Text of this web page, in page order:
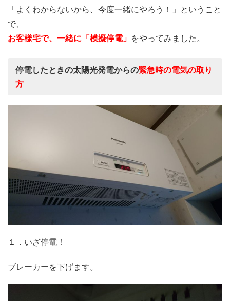
「よくわからないから、今度一緒にやろう！」ということ
で、
お客様宅で、一緒に「模擬停電」 をやってみました。
停電したときの太陽光発電からの緊急時の電気の取り
方
１．いざ停電！
ブレーカーを下げます。